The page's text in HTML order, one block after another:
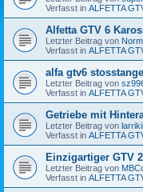
Verfasst in ALFETTA
Alfetta GTV 6
Letzter Beitrag von
Verfasst in ALFETTA
alfa gtv6
Letzter Beitrag von
Verfasst in ALFETTA
Getriebe mit
Letzter Beitrag von
Verfasst in ALFETTA
Einzigartiger GTV
Letzter Beitrag von
Verfasst in ALFETTA